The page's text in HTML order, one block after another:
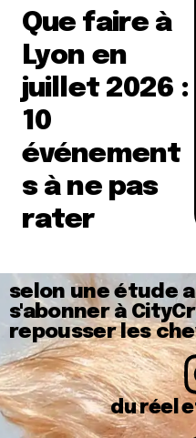
Que faire à
Lyon en
juillet 2026 :
10
événement
s à ne pas
rater
selon une étude
s'abonner à
repousser les
du réel